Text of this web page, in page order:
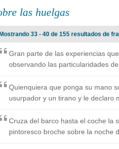
las huelgas
Mostrando 33 - 40 de 155 resultados de
Gran parte de las experiencias
observando las particularidades de
Quienquiera que ponga su mano
usurpador y un tirano y le declaro
Cruza del barco hasta el coche la
pintoresco broche sobre la noche